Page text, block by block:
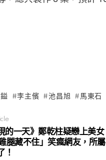
李主儐 池昌旭 馬東石
的一天》鄭乾柱疑戀上美女
腿藏不住」笑瘋網友，所
！